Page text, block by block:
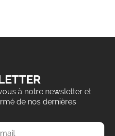
à notre newsletter et
de nos dernières